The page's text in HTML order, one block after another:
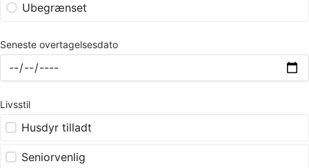
Ubegrænset
Seneste overtagelsesdato
Livsstil
Husdyr tilladt
Seniorvenlig